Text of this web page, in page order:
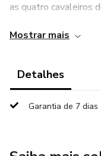
as quatro cavaleiros
gerando debates
convida os leitores
Mostrar mais
Detalhes
Garantia de 7 dias